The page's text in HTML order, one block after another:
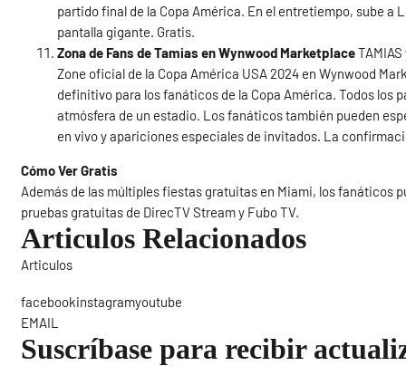
partido final de la Copa América. En el entretiempo, sube
pantalla gigante. Gratis.
Zona de Fans de Tamias en Wynwood Marketplace
Zone oficial de la Copa América USA 2024 en Wynwood
definitivo para los fanáticos de la Copa América. Todos los
atmósfera de un estadio. Los fanáticos también pueden
en vivo y apariciones especiales de invitados. La
Cómo Ver Gratis
Además de las múltiples fiestas gratuitas en Miami, los fanáticos
pruebas gratuitas de DirecTV Stream y Fubo TV.
Articulos Relacionados
Articulos
facebookinstagramyoutube
EMAIL
Suscríbase para recibir